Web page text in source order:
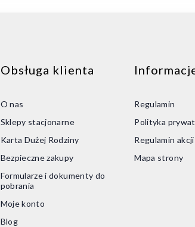
38
Obsługa klienta
O nas
Sklepy stacjonarne
Karta Dużej Rodziny
Bezpieczne zakupy
Formularze i dokumenty do
pobrania
Moje konto
Blog
Regulamin
Polityka
Regulamin
Mapa strony